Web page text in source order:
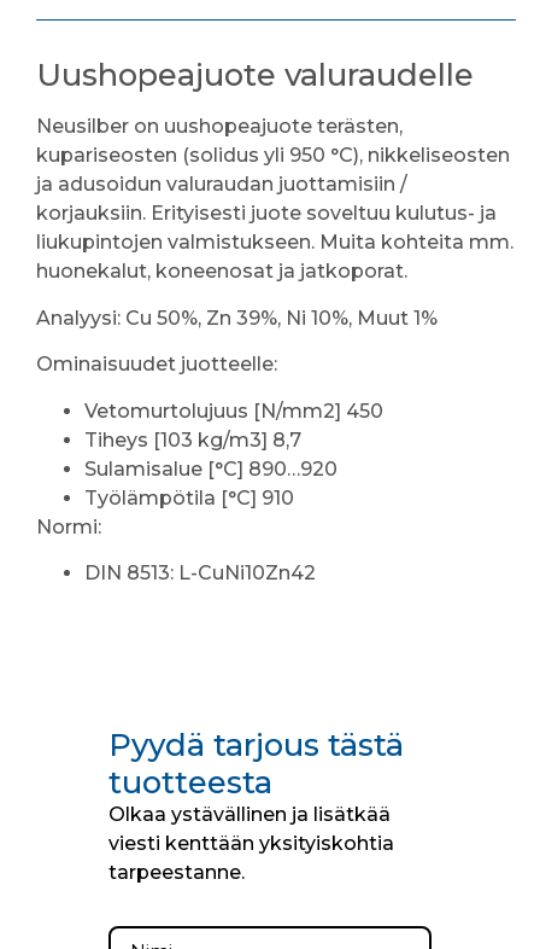
Uushopeajuote valuraudelle
Neusilber on uushopeajuote terästen,
kupariseosten (solidus yli 950 °C), nikkeliseosten
ja adusoidun valuraudan juottamisiin /
korjauksiin. Erityisesti juote soveltuu kulutus- ja
liukupintojen valmistukseen. Muita kohteita mm.
huonekalut, koneenosat ja jatkoporat.
Analyysi: Cu 50%, Zn 39%, Ni 10%, Muut 1%
Ominaisuudet juotteelle:
Vetomurtolujuus [N/mm2] 450
Tiheys [103 kg/m3] 8,7
Sulamisalue [°C] 890…920
Työlämpötila [°C] 910
Normi:
DIN 8513: L-CuNi10Zn42
Pyydä tarjous tästä
tuotteesta
Olkaa ystävällinen ja lisätkää
viesti kenttään yksityiskohtia
tarpeestanne.